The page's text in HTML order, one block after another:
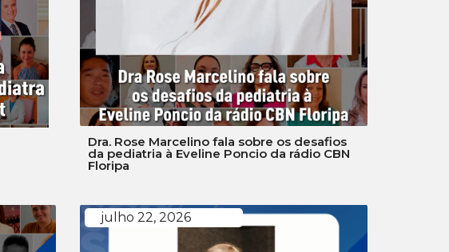
Dra. Rose Marcelino fala sobre os desafios
da pediatria à Eveline Poncio da rádio CBN
Floripa
julho 22, 2026